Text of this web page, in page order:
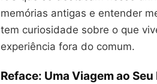
memórias antigas e entender
tem curiosidade sobre o que
experiência fora do comum.
Reface: Uma Viagem ao